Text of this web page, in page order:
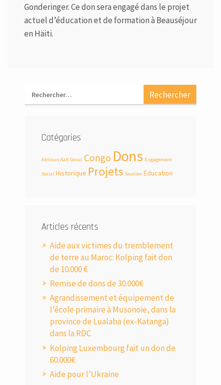
Gonderinger. Ce don sera engagé dans le projet
actuel d’éducation et de formation à Beauséjour
en Häiti.
Catégories
Aktioun Aalt Gezai Congo Dons Engagement
Social Historique Projets Soutien Éducation
Articles récents
Aide aux victimes du tremblement
de terre au Maroc: Kolping fait don
de 10.000 €
Remise de dons de 30.000€
Agrandissement et équipement de
l’école primaire à Musonoie, dans la
province de Lualaba (ex-Katanga)
dans la RDC
Kolping Luxembourg fait un don de
60.000€
Aide pour l’Ukraine